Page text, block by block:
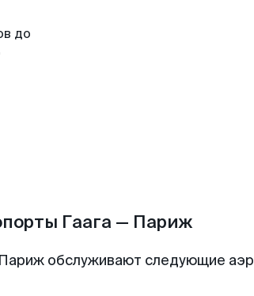
до
Гаага — Париж
обслуживают следующие